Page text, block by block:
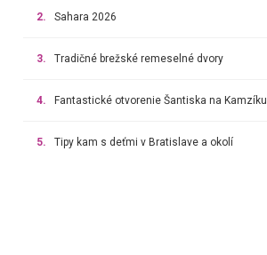
2. Sahara 2026
3. Tradičné brežské remeselné dvory
4. Fantastické otvorenie Šantiska na Kamzíku
5. Tipy kam s deťmi v Bratislave a okolí